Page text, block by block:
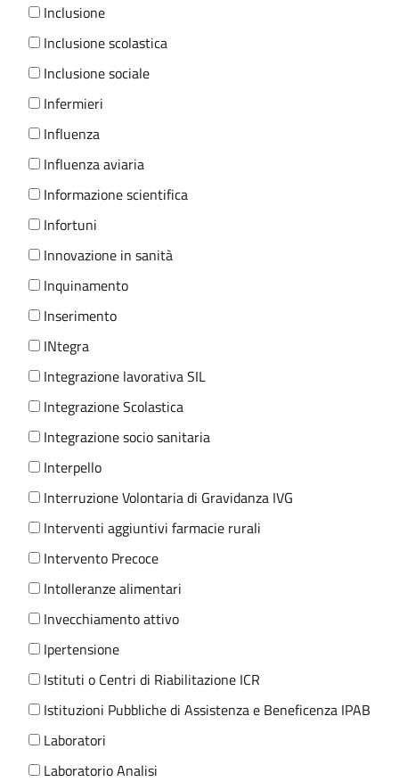
Inclusione
Inclusione scolastica
Inclusione sociale
Infermieri
Influenza
Influenza aviaria
Informazione scientifica
Infortuni
Innovazione in sanità
Inquinamento
Inserimento
INtegra
Integrazione lavorativa SIL
Integrazione Scolastica
Integrazione socio sanitaria
Interpello
Interruzione Volontaria di Gravidanza IVG
Interventi aggiuntivi farmacie rurali
Intervento Precoce
Intolleranze alimentari
Invecchiamento attivo
Ipertensione
Istituti o Centri di Riabilitazione ICR
Istituzioni Pubbliche di Assistenza e Beneficenza IPAB
Laboratori
Laboratorio Analisi